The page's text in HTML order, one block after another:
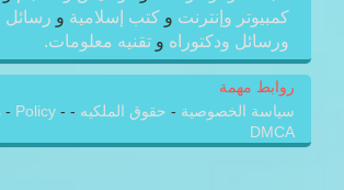
كمبيوتر وإنترنت و كتب إسلامية و رسائل
ورسائل ودكتوراه و تقنيه معلومات.
روابط مهمة
سياسة الخصوصية - حقوق الملكيه -
- Policy -
DMCA